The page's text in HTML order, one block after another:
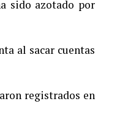
sido azotado por
al sacar cuentas
registrados en